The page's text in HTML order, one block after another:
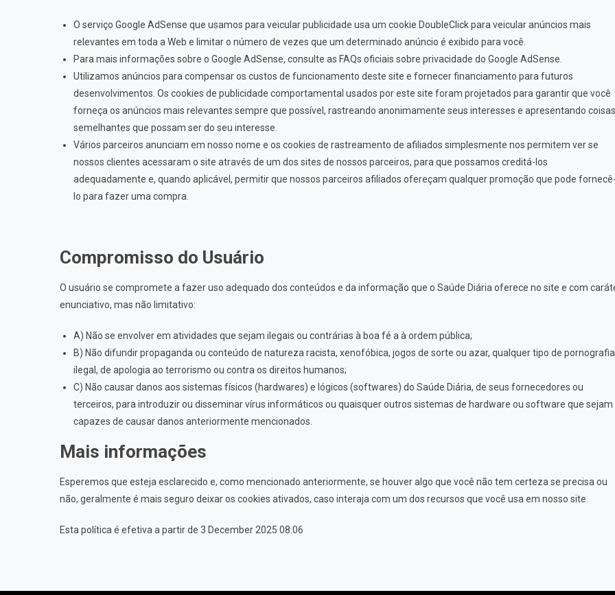
O serviço Google AdSense que usamos para veicular publicidade usa um cookie DoubleClick para veicular anúncios mais
relevantes em toda a Web e limitar o número de vezes que um determinado anúncio é exibido para você.
Para mais informações sobre o Google AdSense, consulte as FAQs oficiais sobre privacidade do Google AdSense.
Utilizamos anúncios para compensar os custos de funcionamento deste site e fornecer financiamento para futuros
desenvolvimentos. Os cookies de publicidade comportamental usados ​​por este site foram projetados para garantir que você
forneça os anúncios mais relevantes sempre que possível, rastreando anonimamente seus interesses e apresentando coisas
semelhantes que possam ser do seu interesse.
Vários parceiros anunciam em nosso nome e os cookies de rastreamento de afiliados simplesmente nos permitem ver se
nossos clientes acessaram o site através de um dos sites de nossos parceiros, para que possamos creditá-los
adequadamente e, quando aplicável, permitir que nossos parceiros afiliados ofereçam qualquer promoção que pode
lo para fazer uma compra.
Compromisso do Usuário
O usuário se compromete a fazer uso adequado dos conteúdos e da informação que o Saúde Diária oferece no site e com
enunciativo, mas não limitativo:
A) Não se envolver em atividades que sejam ilegais ou contrárias à boa fé a à ordem pública;
B) Não difundir propaganda ou conteúdo de natureza racista, xenofóbica, jogos de sorte ou azar, qualquer tipo de pornografia
ilegal, de apologia ao terrorismo ou contra os direitos humanos;
C) Não causar danos aos sistemas físicos (hardwares) e lógicos (softwares) do Saúde Diária, de seus fornecedores ou
terceiros, para introduzir ou disseminar vírus informáticos ou quaisquer outros sistemas de hardware ou software que sejam
capazes de causar danos anteriormente mencionados.
Mais informações
Esperemos que esteja esclarecido e, como mencionado anteriormente, se houver algo que você não tem certeza se precisa ou
não, geralmente é mais seguro deixar os cookies ativados, caso interaja com um dos recursos que você usa em nosso site.
Esta política é efetiva a partir de 3 December 2025 08:06